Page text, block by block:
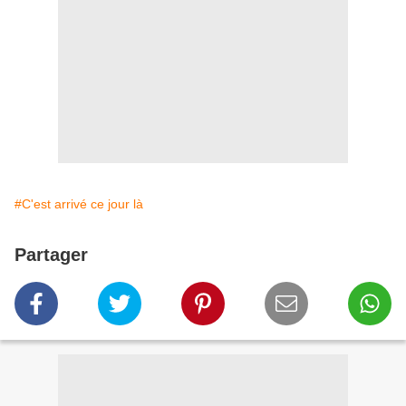
#C'est arrivé ce jour là
Partager